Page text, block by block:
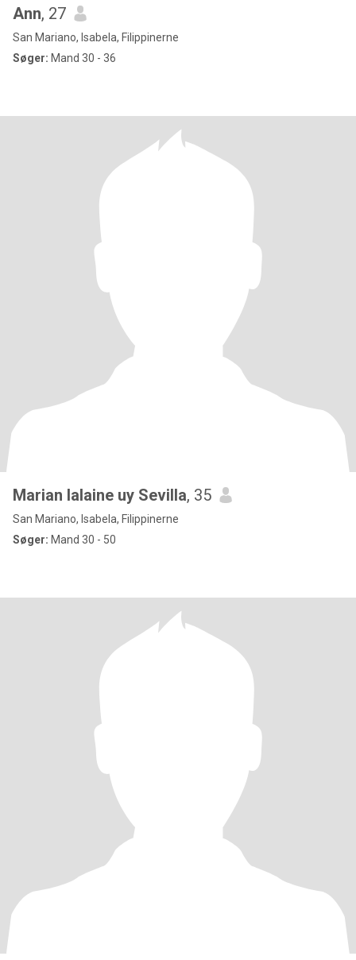
Ann, 27
San Mariano, Isabela, Filippinerne
Søger: Mand 30 - 36
Marian lalaine uy Sevilla, 35
San Mariano, Isabela, Filippinerne
Søger: Mand 30 - 50